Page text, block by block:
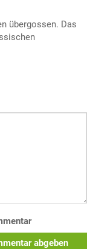
übergossen. Das
abgeben